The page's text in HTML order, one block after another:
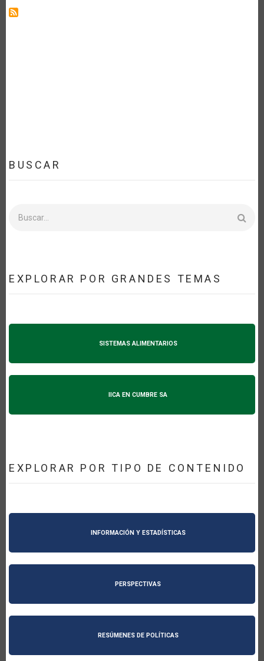
BUSCAR
EXPLORAR POR GRANDES TEMAS
SISTEMAS ALIMENTARIOS
IICA EN CUMBRE SA
EXPLORAR POR TIPO DE CONTENIDO
INFORMACIÓN Y ESTADÍSTICAS
PERSPECTIVAS
RESÚMENES DE POLÍTICAS